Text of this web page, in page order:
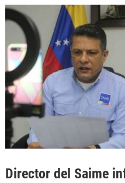
Director del Saime